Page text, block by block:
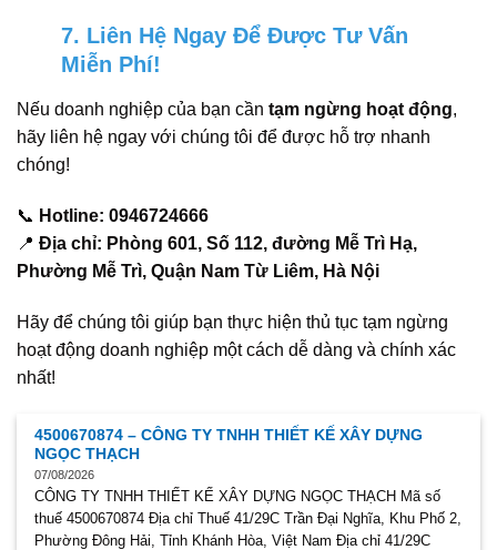
7. Liên Hệ Ngay Để Được Tư Vấn
Miễn Phí!
Nếu doanh nghiệp của bạn cần tạm ngừng hoạt động,
hãy liên hệ ngay với chúng tôi để được hỗ trợ nhanh
chóng!
📞 Hotline: 0946724666
📍 Địa chỉ: Phòng 601, Số 112, đường Mễ Trì Hạ,
Phường Mễ Trì, Quận Nam Từ Liêm, Hà Nội
Hãy để chúng tôi giúp bạn thực hiện thủ tục tạm ngừng
hoạt động doanh nghiệp một cách dễ dàng và chính xác
nhất!
4500670874 – CÔNG TY TNHH THIẾT KẾ XÂY DỰNG
NGỌC THẠCH
07/08/2026
CÔNG TY TNHH THIẾT KẾ XÂY DỰNG NGỌC THẠCH Mã số
thuế 4500670874 Địa chỉ Thuế 41/29C Trần Đại Nghĩa, Khu Phố 2,
Phường Đông Hải, Tỉnh Khánh Hòa, Việt Nam Địa chỉ 41/29C